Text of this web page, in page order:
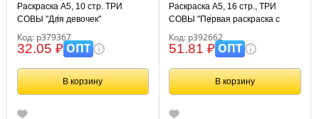
Раскраска А5, 10 стр. ТРИ
СОВЫ "Для девочек"
Код: р379367
32.05 ₽ОПТ
В корзину
Раскраска А5, 16 стр., ТРИ
СОВЫ "Первая раскраска с
Код: р392662
51.81 ₽ОПТ
В корзину